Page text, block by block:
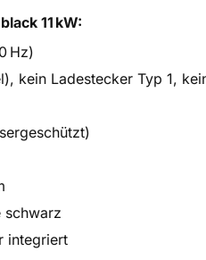
11 kW:
Hz)
kein Ladestecker Typ 1,
schwarz
integriert